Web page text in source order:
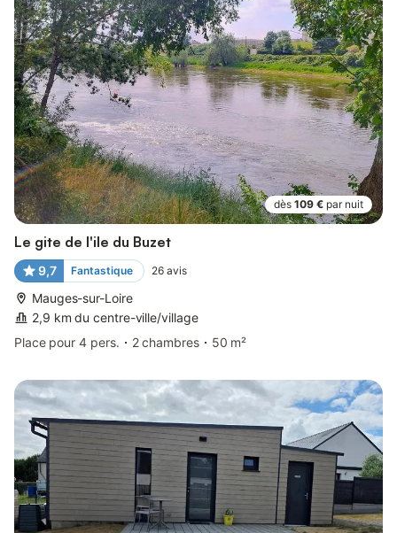
dès 109 € par nuit
Le gite de l'ile du Buzet
9,7 Fantastique 26 avis
Mauges-sur-Loire
2,9 km du centre-ville/village
Place pour 4 pers.
2 chambres 50 m²